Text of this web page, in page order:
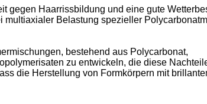
gegen Haarrissbildung und eine gute
Belastung spezieller
bestehend aus Polycarbonat,
zu entwickeln, die diese
die Herstellung von Formkörpern mit